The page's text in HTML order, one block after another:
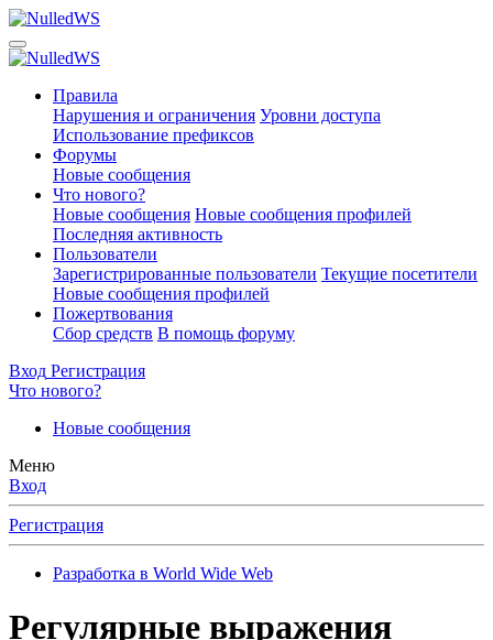
Правила
Нарушения и ограничения Уровни доступа
Использование префиксов
Форумы
Новые сообщения
Что нового?
Новые сообщения Новые сообщения профилей
Последняя активность
Пользователи
Зарегистрированные пользователи Текущие посетители
Новые сообщения профилей
Пожертвования
Сбор средств В помощь форуму
Вход Регистрация
Что нового?
Новые сообщения
Меню
Вход
Регистрация
Разработка в World Wide Web
Регулярные выражения